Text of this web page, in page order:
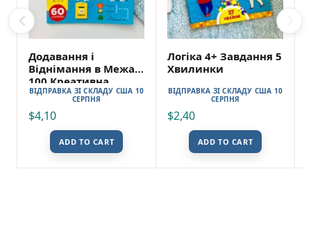
Додавання і
Віднімання в Межах
100 Креативна
Математика
ВІДПРАВКА ЗІ СКЛАДУ США 10
СЕРПНЯ
$4,10
ADD TO CART
Логіка 4+ Завдання 5
Хвилинки
ВІДПРАВКА ЗІ СКЛАДУ США 10
СЕРПНЯ
$2,40
ADD TO CART